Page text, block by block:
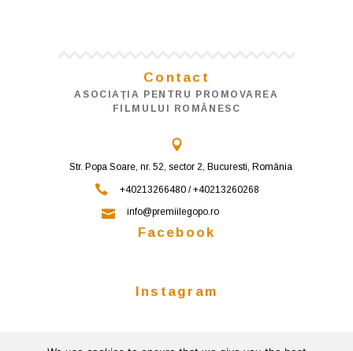
Contact
ASOCIAŢIA PENTRU PROMOVAREA
FILMULUI ROMÂNESC
Str. Popa Soare, nr. 52, sector 2, Bucuresti, România
+40213266480 / +40213260268
info@premiilegopo.ro
Facebook
Instagram